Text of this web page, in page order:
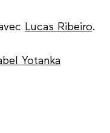
Lucas Ribeiro.
Yotanka